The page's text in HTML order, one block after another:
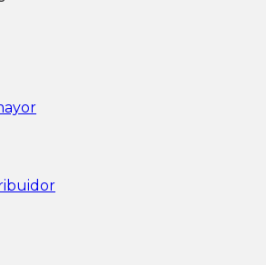
cambios y devoluciones